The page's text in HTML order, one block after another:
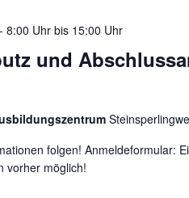
und
8:00 Uhrbis 15:00 Uhr
folgen! Anmeldeformular:
vorher möglich!